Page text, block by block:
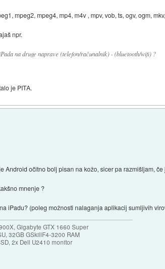
mpeg2, mpeg4, mp4, m4v , mpv, vob, ts, ogv, ogm,
npr.
na druge naprave (telefon/računalnik) - (bluetooth/wifi) ?
je PITA.
Android očitno bolj pisan na kožo, sicer pa razmišljam,
mnenje ?
iPadu? (poleg možnosti nalaganja aplikacij sumljivih
Gigabyte GTX 1660 Super
32GB GSkillF4-3200 RAM
2x Dell U2410 monitor